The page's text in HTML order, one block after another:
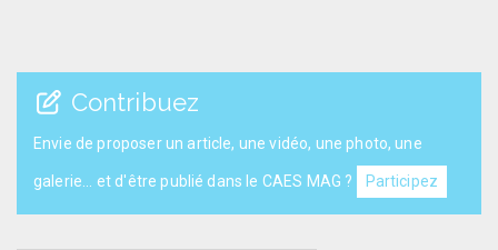
Contribuez
Envie de proposer un article, une vidéo, une photo, une
galerie... et d'être publié dans le CAES MAG ? Participez